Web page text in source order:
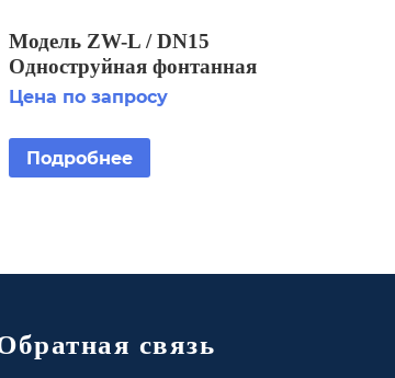
Модель ZW-L / DN15
Одноструйная фонтанная
насадка
Цена по запросу
Подробнее
связь